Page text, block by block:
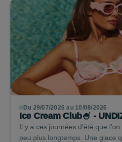
Du 29/07/2026 au 10/08/2026
Ice Cream Club🍧 -
Il y a ces journées d’été que
peu plus longtemps. Une glace